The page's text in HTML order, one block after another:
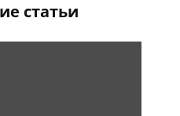
статьи